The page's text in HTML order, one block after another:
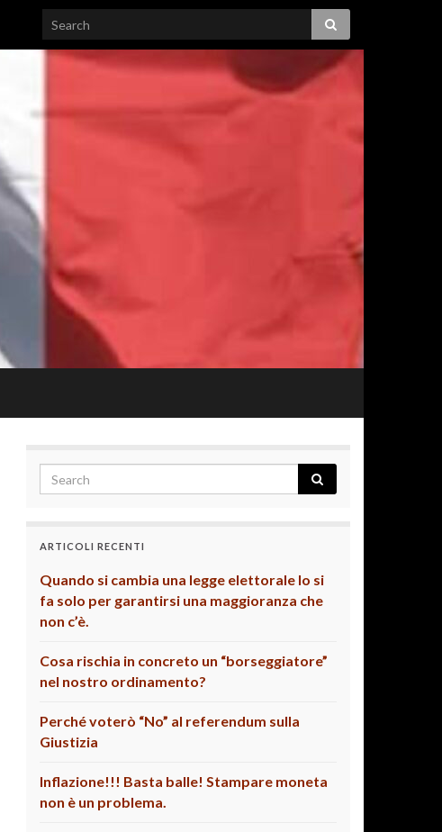
ARTICOLI RECENTI
Quando si cambia una legge elettorale lo si
fa solo per garantirsi una maggioranza che
non c’è.
Cosa rischia in concreto un “borseggiatore”
nel nostro ordinamento?
Perché voterò “No” al referendum sulla
Giustizia
Inflazione!!! Basta balle! Stampare moneta
non è un problema.